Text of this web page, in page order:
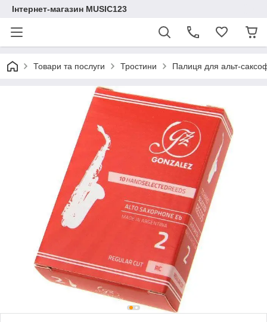
Інтернет-магазин MUSIC123
Товари та послуги Тростини Палиця для альт-